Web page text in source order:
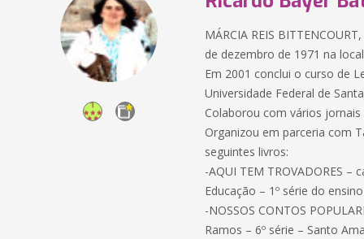
MÁRCIA REIS
de dezembro de 1971 na
Em 2001 conclui o curso de
Universidade Federal de
Colaborou com vários jornais
Organizou em parceria com
seguintes livros:
-AQUI TEM TROVADORES
Educação – 1º série do
-NOSSOS CONTOS
Ramos – 6º série – Santo